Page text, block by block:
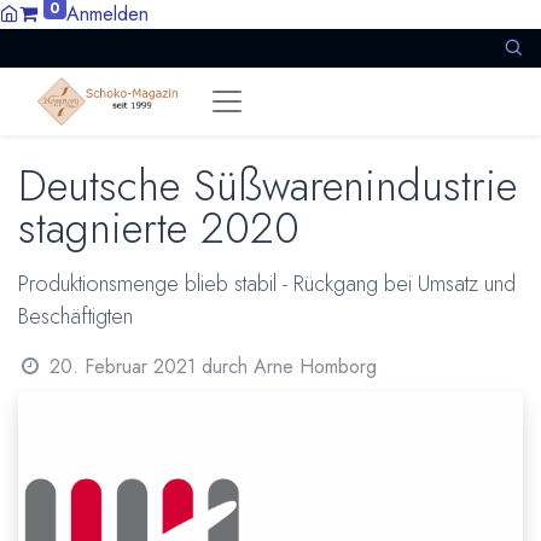
0 Anmelden
Deutsche Süßwarenindustrie
stagnierte 2020
Produktionsmenge blieb stabil - Rückgang bei Umsatz und
Beschäftigten
20. Februar 2021 durch Arne Homborg